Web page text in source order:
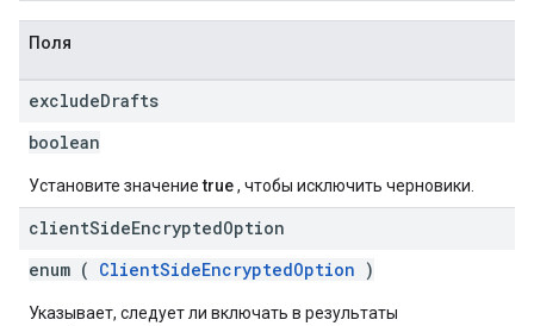
Поля
excludeDrafts
boolean
Установите значениеtrue, чтобы исключить черновики.
clientSideEncryptedOption
enum ( ClientSideEncryptedOption )
Указывает, следует ли включать в результаты